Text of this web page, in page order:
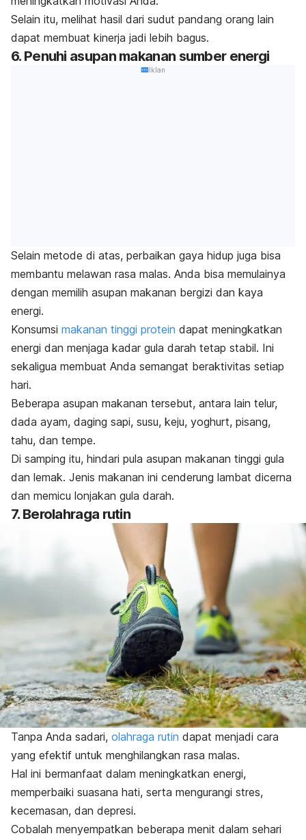
Selain itu, melihat hasil dari sudut pandang orang lain
dapat membuat kinerja jadi lebih bagus.
6. Penuhi asupan makanan sumber energi
Iklan
Selain metode di atas, perbaikan gaya hidup juga bisa
membantu melawan rasa malas. Anda bisa memulainya
dengan memilih asupan makanan bergizi dan kaya
energi.
Konsumsi makanan tinggi protein dapat meningkatkan
energi dan menjaga kadar gula darah tetap stabil. Ini
sekaligua membuat Anda semangat beraktivitas setiap
hari.
Beberapa asupan makanan tersebut, antara lain telur,
dada ayam, daging sapi, susu, keju, yoghurt, pisang,
tahu, dan tempe.
Di samping itu, hindari pula asupan makanan tinggi gula
dan lemak. Jenis makanan ini cenderung lambat dicerna
dan memicu lonjakan gula darah.
7. Berolahraga rutin
Tanpa Anda sadari, olahraga rutin dapat menjadi cara
yang efektif untuk menghilangkan rasa malas.
Hal ini bermanfaat dalam meningkatkan energi,
memperbaiki suasana hati, serta mengurangi stres,
kecemasan, dan depresi.
Cobalah menyempatkan beberapa menit dalam sehari